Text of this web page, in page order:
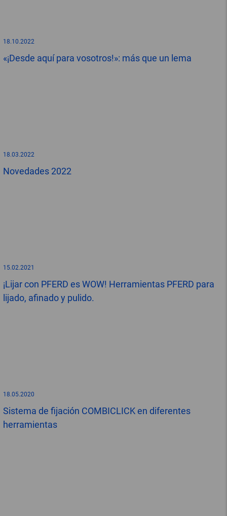
18.10.2022
«¡Desde aquí para vosotros!»: más que un lema
18.03.2022
Novedades 2022
15.02.2021
¡Lijar con PFERD es WOW! Herramientas PFERD para
lijado, afinado y pulido.
18.05.2020
Sistema de fijación COMBICLICK en diferentes
herramientas